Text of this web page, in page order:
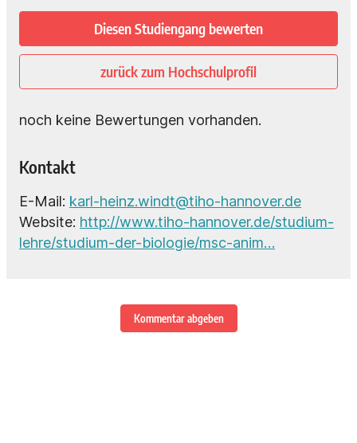
Diesen Studiengang bewerten
zurück zum Hochschulprofil
noch keine Bewertungen vorhanden.
Kontakt
E-Mail: karl-heinz.windt@tiho-hannover.de
Website: http://www.tiho-hannover.de/studium-
lehre/studium-der-biologie/msc-anim…
Kommentar abgeben